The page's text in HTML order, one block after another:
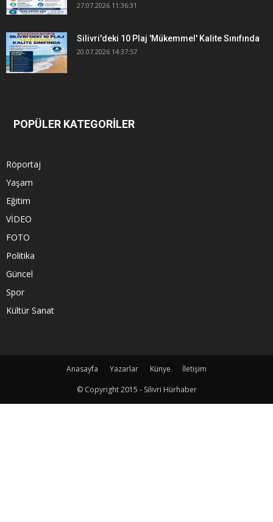
27.07.2026 11:36:31
Silivri'deki 10 Plaj 'Mükemmel' Kalite Sınıfında
20.07.2026 14:37:57
POPÜLER KATEGORİLER
Röportaj
Yaşam
Eğitim
VİDEO
FOTO
Politika
Güncel
Spor
Kültür Sanat
Anasayfa Yazarlar Künye
İletişim
© Copyright 2015 - Silivri Hürhaber